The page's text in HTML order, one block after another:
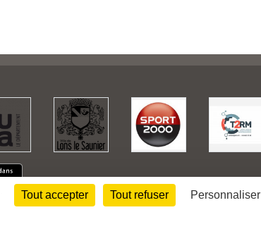
Tout accepter Tout refuser Personnaliser